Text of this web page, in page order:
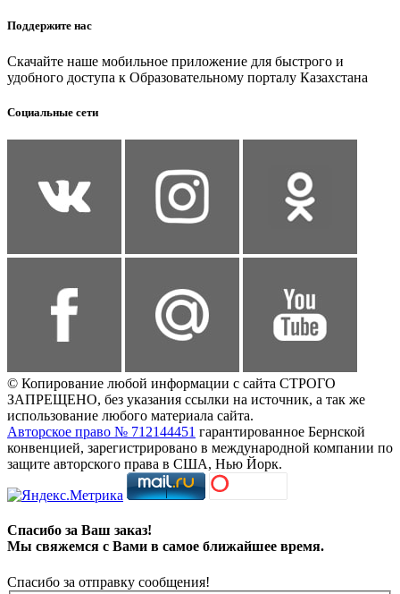
Поддержите нас
Скачайте наше мобильное приложение для быстрого и
удобного доступа к Образовательному порталу Казахстана
Социальные сети
© Копирование любой информации с сайта СТРОГО
ЗАПРЕЩЕНО, без указания ссылки на источник, а так же
использование любого материала сайта.
Авторское право № 712144451 гарантированное Бернской
конвенцией, зарегистрировано в международной компании по
защите авторского права в США, Нью Йорк.
Спасибо за Ваш заказ!
Мы свяжемся с Вами в самое ближайшее время.
Спасибо за отправку сообщения!